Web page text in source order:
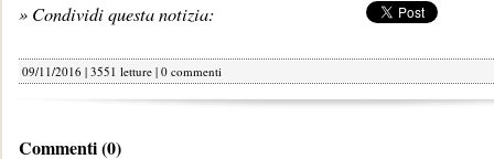
» Condividi questa notizia:
09/11/2016 | 3551 letture | 0 commenti
Commenti (0)